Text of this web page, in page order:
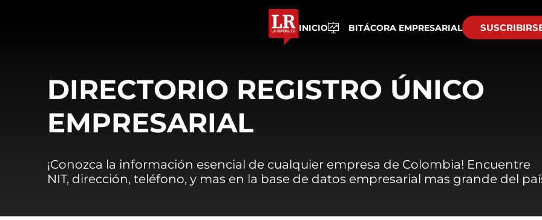
INICIO BITÁCORA EMPRESARIAL
DIRECTORIO REGISTRO ÚNICO
EMPRESARIAL
¡Conozca la información esencial de cualquier empresa de Colombia! Encuentre
NIT, dirección, teléfono, y mas en la base de datos empresarial mas grande del